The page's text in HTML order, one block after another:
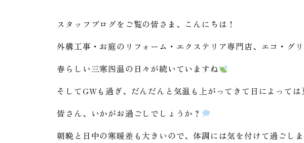
スタッフブログをご覧の皆さま、こんにちは！
外構工事・お庭のリフォーム・エクステリア専門店、エコ・グ
春らしい三寒四温の日々が続いていますね
そしてGWも過ぎ、だんだんと気温も上がってきて日によっては
皆さん、いかがお過ごしでしょうか？
朝晩と日中の寒暖差も大きいので、体調には気を付けて過ごしま